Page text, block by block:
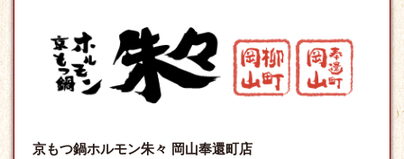
京もつ鍋ホルモン朱々 岡山奉還町店